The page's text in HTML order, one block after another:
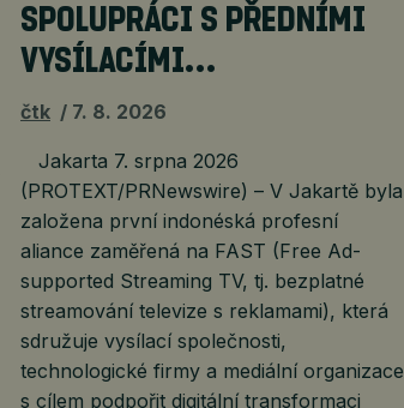
SPOLUPRÁCI S PŘEDNÍMI
VYSÍLACÍMI…
čtk 7. 8. 2026
Jakarta 7. srpna 2026
(PROTEXT/PRNewswire) – V Jakartě byla
založena první indonéská profesní
aliance zaměřená na FAST (Free Ad-
supported Streaming TV, tj. bezplatné
streamování televize s reklamami), která
sdružuje vysílací společnosti,
technologické firmy a mediální organizace
s cílem podpořit digitální transformaci